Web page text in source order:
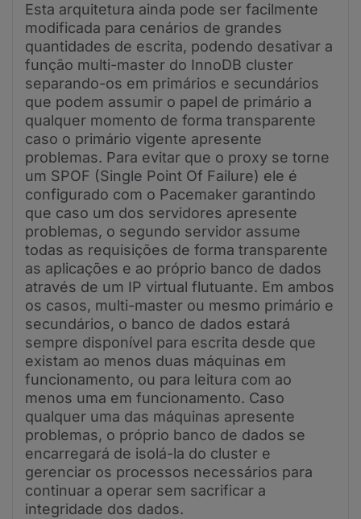
Esta arquitetura ainda pode ser facilmente
modificada para cenários de grandes
quantidades de escrita, podendo desativar a
função multi-master do InnoDB cluster
separando-os em primários e secundários
que podem assumir o papel de primário a
qualquer momento de forma transparente
caso o primário vigente apresente
problemas. Para evitar que o proxy se torne
um SPOF (Single Point Of Failure) ele é
configurado com o Pacemaker garantindo
que caso um dos servidores apresente
problemas, o segundo servidor assume
todas as requisições de forma transparente
as aplicações e ao próprio banco de dados
através de um IP virtual flutuante. Em ambos
os casos, multi-master ou mesmo primário e
secundários, o banco de dados estará
sempre disponível para escrita desde que
existam ao menos duas máquinas em
funcionamento, ou para leitura com ao
menos uma em funcionamento. Caso
qualquer uma das máquinas apresente
problemas, o próprio banco de dados se
encarregará de isolá-la do cluster e
gerenciar os processos necessários para
continuar a operar sem sacrificar a
integridade dos dados.